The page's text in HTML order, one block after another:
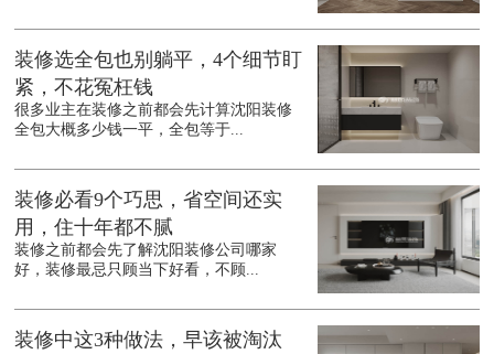
装修选全包也别躺平，4个细节盯
紧，不花冤枉钱
很多业主在装修之前都会先计算沈阳装修
全包大概多少钱一平，全包等于...
装修必看9个巧思，省空间还实
用，住十年都不腻
装修之前都会先了解沈阳装修公司哪家
好，装修最忌只顾当下好看，不顾...
装修中这3种做法，早该被淘汰